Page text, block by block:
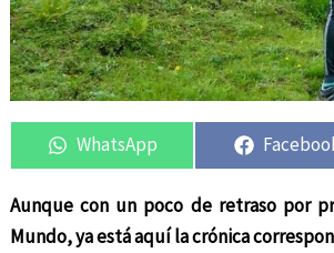
Compartir
en
WhatsApp
en
Aunque con un poco de retraso por
Mundo, ya está aquí la crónica
Compartir
en en